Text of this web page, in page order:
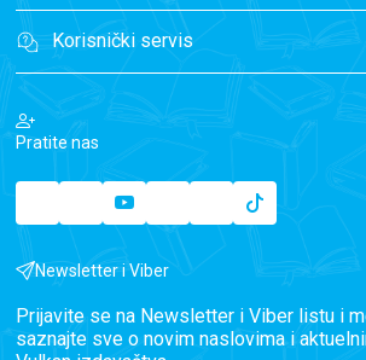
Korisnički servis
Pratite nas
Newsletter i Viber
Prijavite se na Newsletter i Viber listu i
saznajte sve o novim naslovima i